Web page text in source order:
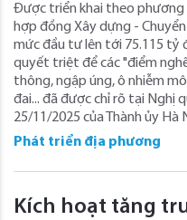
Được triển khai theo phương
hợp đồng Xây dựng -
mức đầu tư lên tới 75.115 tỷ
quyết triệt để các "điểm
thông, ngập úng, ô nhiễm
đai... đã được chỉ rõ tại Nghị
25/11/2025 của Thành ủy Hà
Phát triển địa phương
Kích hoạt tăng